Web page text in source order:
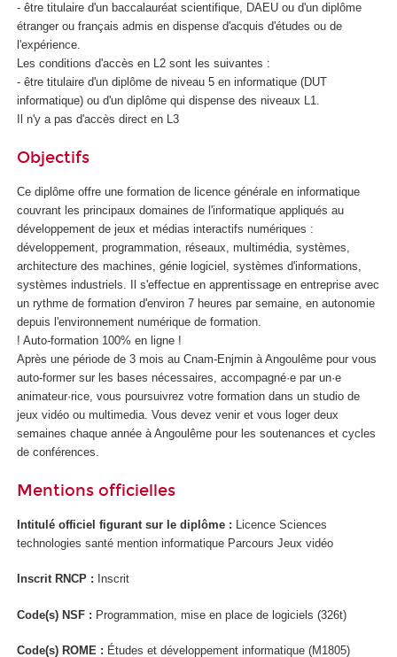
- être titulaire d'un baccalauréat scientifique, DAEU ou d'un diplôme
étranger ou français admis en dispense d'acquis d'études ou de
l'expérience.
Les conditions d'accès en L2 sont les suivantes :
- être titulaire d'un diplôme de niveau 5 en informatique (DUT
informatique) ou d'un diplôme qui dispense des niveaux L1.
Il n'y a pas d'accès direct en L3
Objectifs
Ce diplôme offre une formation de licence générale en informatique
couvrant les principaux domaines de l'informatique appliqués au
développement de jeux et médias interactifs numériques :
développement, programmation, réseaux, multimédia, systèmes,
architecture des machines, génie logiciel, systèmes d'informations,
systèmes industriels. Il s'effectue en apprentissage en entreprise avec
un rythme de formation d'environ 7 heures par semaine, en autonomie
depuis l'environnement numérique de formation.
! Auto-formation 100% en ligne !
Après une période de 3 mois au Cnam-Enjmin à Angoulême pour vous
auto-former sur les bases nécessaires, accompagné·e par un·e
animateur·rice, vous poursuivrez votre formation dans un studio de
jeux vidéo ou multimedia. Vous devez venir et vous loger deux
semaines chaque année à Angoulême pour les soutenances et cycles
de conférences.
Mentions officielles
Intitulé officiel figurant sur le diplôme :
Licence Sciences
technologies santé mention informatique Parcours Jeux vidéo
Inscrit RNCP : Inscrit
Code(s) NSF : Programmation, mise en place de logiciels (326t)
Code(s) ROME : Études et développement informatique (M1805)